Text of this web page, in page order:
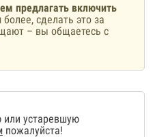
предлагать включить
более, сделать это за
– вы общаетесь с
или устаревшую
пожалуйста!